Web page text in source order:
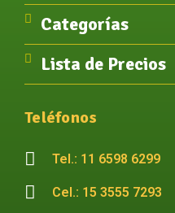
Categorías
Lista de Precios
Teléfonos
Tel.: 11 6598 6299
Cel.: 15 3555 7293